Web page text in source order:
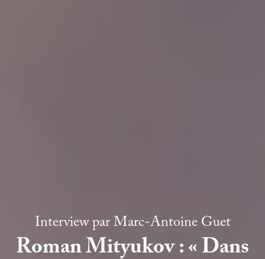
Interview par Marc-Antoine Guet
Roman Mityukov : « Dans